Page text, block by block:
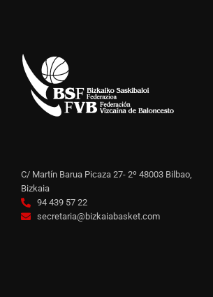
C/ Martín Barua Picaza 27- 2º 48003 Bilbao,
Bizkaia
94 439 57 22
secretaria@bizkaiabasket.com